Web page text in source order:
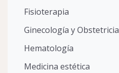
Fisioterapia
Ginecología y Obstetricia
Hematología
Medicina estética